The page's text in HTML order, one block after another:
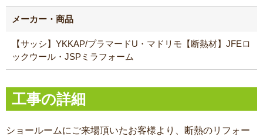
メーカー・商品
【サッシ】YKKAP/プラマードU・マドリモ【断熱材】JFEロ
ックウール・JSPミラフォーム
工事の詳細
ショールームにご来場頂いたお客様より、断熱のリフォー